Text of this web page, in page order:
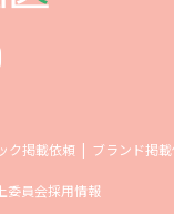
ク掲載依頼 ブランド掲
委員会採用情報